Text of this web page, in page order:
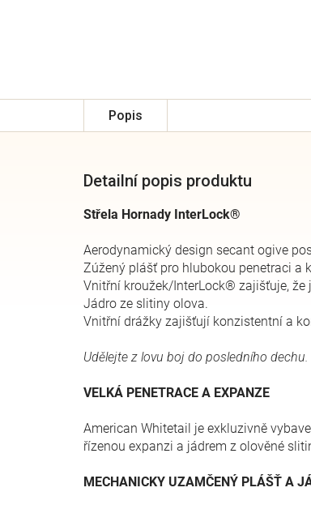
Popis
Detailní popis produktu
Střela Hornady InterLock®
Aerodynamický design secant ogive
Zúžený plášť pro hlubokou penetraci a
Vnitřní kroužek/InterLock® zajišťuje,
Jádro ze slitiny olova.
Vnitřní drážky zajišťují konzistentní a
Udělejte z lovu boj do posledního dechu.
VELKÁ PENETRACE A EXPANZE
American Whitetail je exkluzivně
řízenou expanzi a jádrem z olověné
MECHANICKY UZAMČENÝ PLÁŠŤ A